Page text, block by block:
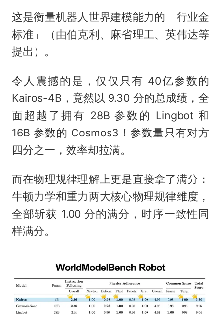
这是衡量机器人世界建模能力的「行业金
标准」（由伯克利、麻省理工、英伟达等
提出）。
令人震撼的是，仅仅只有 40亿参数的
Kairos-4B，竟然以 9.30 分的总成绩，全
面超越了拥有 28B 参数的 Lingbot 和
16B 参数的 Cosmos3！参数量只有对方
四分之一，效率却拉满。
而在物理规律理解上更是直接拿了满分：
牛顿力学和重力两大核心物理规律维度，
全部斩获 1.00 分的满分，时序一致性同
样满分。